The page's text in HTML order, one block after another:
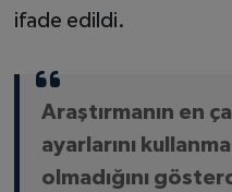
ifade edildi.
Araştırmanın en
ayarlarını
olmadığını